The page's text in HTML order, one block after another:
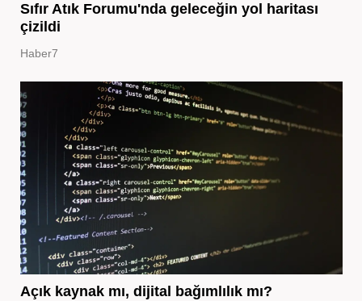
Sıfır Atık Forumu'nda geleceğin yol haritası
çizildi
Haber7
Açık kaynak mı, dijital bağımlılık mı?